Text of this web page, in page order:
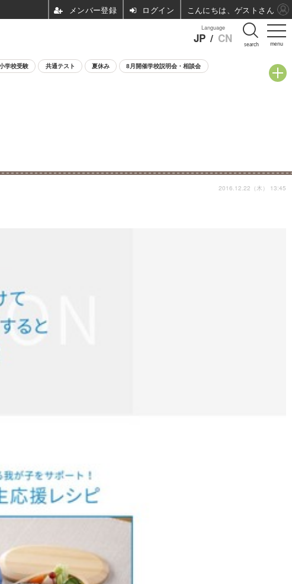
menu
Language
JP / CN search
学校受験 共通テスト 夏休み 8月開催学校説明会・相談会
2016.12.22（木） 13:45
ログイン こんにちは、ゲストさん